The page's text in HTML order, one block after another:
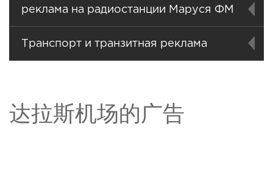
реклама на радиостанции Маруся ФМ
Транспорт и транзитная реклама
达拉斯机场的广告